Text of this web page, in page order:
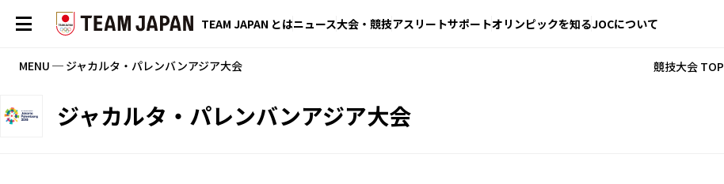
TEAM JAPAN とはニュース大会・競技アスリートサポートオリンピックを知るJOCについて
MENU ─ ジャカルタ・パレンバンアジア大会 競技大会 TOP
ジャカルタ・パレンバンアジア大会